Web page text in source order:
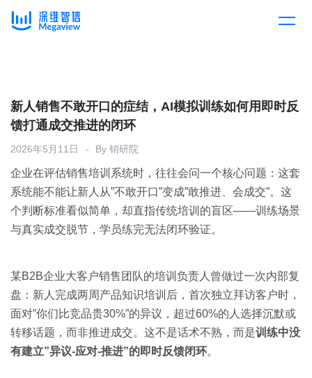
产品总览
产品集成
下载客户端
解决方案
按行业
企业服务
消费医疗
汽车
房地产
金融
客户案例
开放平台
定价
资源中心
资源中心
全部
关于我们
新人销售不敢开口的症结，AI模拟训练如何用即时反
馈打通成交推进的闭环
2026年5月11日 By 销研院
企业在评估销售培训系统时，往往会问一个核心问题：这套
系统能不能让新人从”不敢开口”变成”敢推进、会成交”。这
个判断标准看似简单，却直指传统培训的盲区——训练场景
与真实成交脱节，学员练完无法闭环验证。
某B2B企业大客户销售团队的培训负责人曾做过一次内部复
盘：新人完成两周产品知识培训后，首次独立拜访客户时，
面对”你们比竞品贵30%”的异议，超过60%的人选择沉默或
转移话题，而非推进成交。这不是话术不熟，而是训练中没
有建立”异议-应对-推进”的即时反馈闭环。